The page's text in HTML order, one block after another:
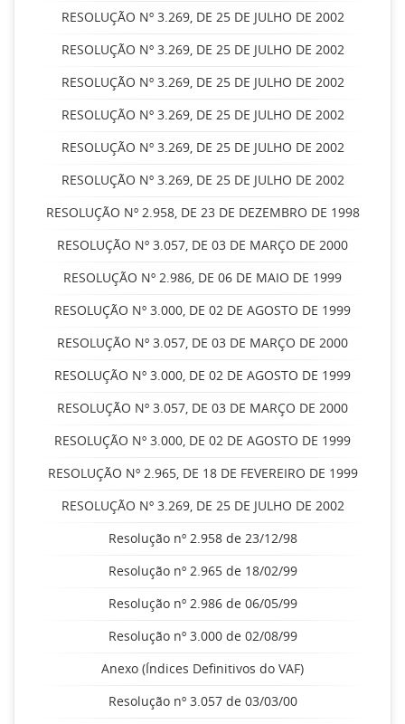
RESOLUÇÃO Nº 3.269, DE 25 DE JULHO DE 2002
RESOLUÇÃO Nº 3.269, DE 25 DE JULHO DE 2002
RESOLUÇÃO Nº 3.269, DE 25 DE JULHO DE 2002
RESOLUÇÃO Nº 3.269, DE 25 DE JULHO DE 2002
RESOLUÇÃO Nº 3.269, DE 25 DE JULHO DE 2002
RESOLUÇÃO Nº 3.269, DE 25 DE JULHO DE 2002
RESOLUÇÃO Nº 2.958, DE 23 DE DEZEMBRO DE 1998
RESOLUÇÃO Nº 3.057, DE 03 DE MARÇO DE 2000
RESOLUÇÃO Nº 2.986, DE 06 DE MAIO DE 1999
RESOLUÇÃO Nº 3.000, DE 02 DE AGOSTO DE 1999
RESOLUÇÃO Nº 3.057, DE 03 DE MARÇO DE 2000
RESOLUÇÃO Nº 3.000, DE 02 DE AGOSTO DE 1999
RESOLUÇÃO Nº 3.057, DE 03 DE MARÇO DE 2000
RESOLUÇÃO Nº 3.000, DE 02 DE AGOSTO DE 1999
RESOLUÇÃO Nº 2.965, DE 18 DE FEVEREIRO DE 1999
RESOLUÇÃO Nº 3.269, DE 25 DE JULHO DE 2002
Resolução nº 2.958 de 23/12/98
Resolução nº 2.965 de 18/02/99
Resolução nº 2.986 de 06/05/99
Resolução nº 3.000 de 02/08/99
Anexo (Índices Definitivos do VAF)
Resolução nº 3.057 de 03/03/00